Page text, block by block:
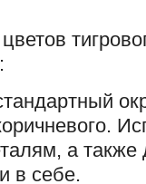
а также
в себе.